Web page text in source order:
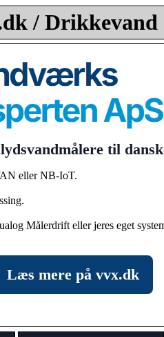
/ Drikkevand
til
eller NB-IoT.
Målerdrift eller jeres eget
Læs mere på vvx.dk